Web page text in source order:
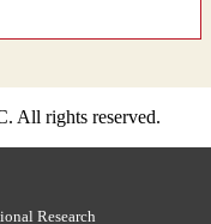
All rights reserved.